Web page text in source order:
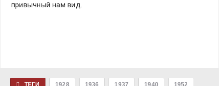
привычный нам вид.